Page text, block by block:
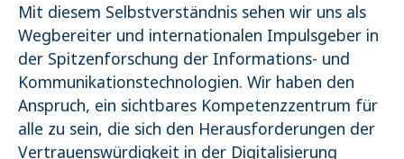
Mit diesem Selbstverständnis sehen wir uns als
Wegbereiter und internationalen Impulsgeber in
der Spitzenforschung der Informations- und
Kommunikationstechnologien. Wir haben den
Anspruch, ein sichtbares Kompetenzzentrum für
alle zu sein, die sich den Herausforderungen der
Vertrauenswürdigkeit in der Digitalisierung